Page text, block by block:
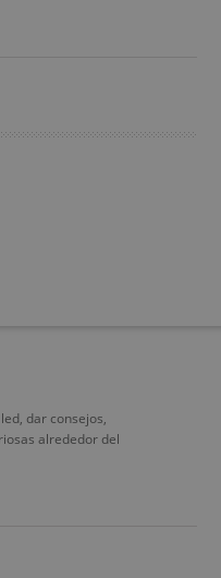
dar consejos,
alrededor del